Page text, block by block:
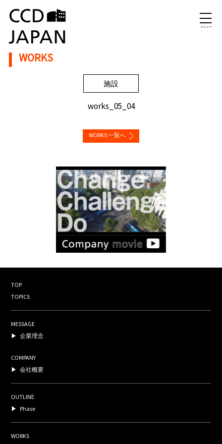
メニュー
WORKS
施設
works_05_04
WORKS 一覧へ
TOP
TOPICS
MESSAGE
企業理念
COMPANY
会社概要
OUTLINE
Phase
WORKS